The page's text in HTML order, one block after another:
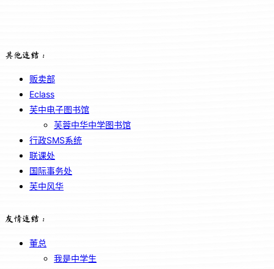
其他连结：
贩卖部
Eclass
芙中电子图书馆
芙蓉中华中学图书馆
行政SMS系统
联课处
国际事务处
芙中风华
友情连结：
董总
我是中学生